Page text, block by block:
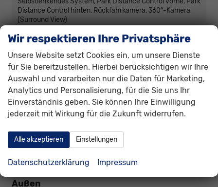
Distance Control hinten, Rückfahrkamera, 360°-Kamera
(Surround View)
Fahrprofilauswahl
vorhanden
Lichttechnik
Scheinwerferreinigung, Tagfahrlicht, LED-Rückleuchten,
LED-Scheinwerfer, Fernlichtassistent, LED-Tagfahrlicht,
Blendfreies Fernlicht
Pannenhilfe
Pannenkit
Start/Stop-Automatik
vorhanden
Zentralverriegelung, Zentralverriegelung mit
Funkfernbedienung, Schlüssellose Zentralverriegelung
Außen
Wir respektieren Ihre Privatsphäre
Unsere Website setzt Cookies ein, um unsere Dienste
für Sie bereitzustellen. Hierbei berücksichtigen wir Ihre
Auswahl und verarbeiten nur die Daten für Marketing,
Analytics und Personalisierung, für die Sie uns Ihr
Einverständnis geben. Sie können Ihre Einwilligung
jederzeit mit Wirkung für die Zukunft widerrufen.
Alle akzeptieren Einstellungen
Datenschutzerklärung Impressum